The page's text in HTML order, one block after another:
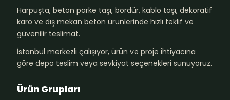
Harpuşta, beton parke taşı, bordür, kablo taşı, dekoratif
karo ve dış mekan beton ürünlerinde hızlı teklif ve
güvenilir teslimat.
İstanbul merkezli çalışıyor, ürün ve proje ihtiyacına
göre depo teslim veya sevkiyat seçenekleri sunuyoruz.
Ürün Grupları